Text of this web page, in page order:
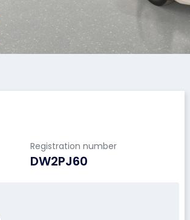
Registration number
DW2PJ60